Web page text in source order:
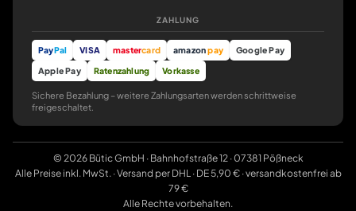
ZAHLUNG
PayPal VISA mastercard amazonpay
Google Pay
Apple Pay
Ratenzahlung Vorkasse
Sichere Bezahlung – weitere Zahlungsarten werden schrittweise
freigeschaltet.
© 2026 Bütic GmbH · Bahnhofstraße 12 · 07381 Pößneck
Alle Preise inkl. MwSt. · Versand per DHL · DE 5,90 € · versandkostenfrei ab
79 €
Alle Rechte vorbehalten.